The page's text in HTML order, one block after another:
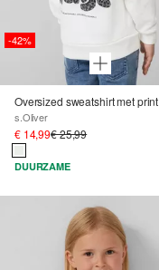
-42%
s.Oliver
€ 14,99€ 25,99
DUURZAME